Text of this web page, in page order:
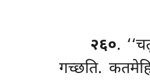
२६०.
गच्छति.